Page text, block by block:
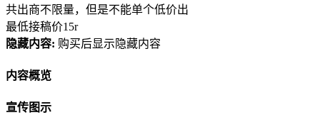
共出商不限量，但是不能单个低价出
最低接稿价15r
隐藏内容: 购买后显示隐藏内容
内容概览
宣传图示